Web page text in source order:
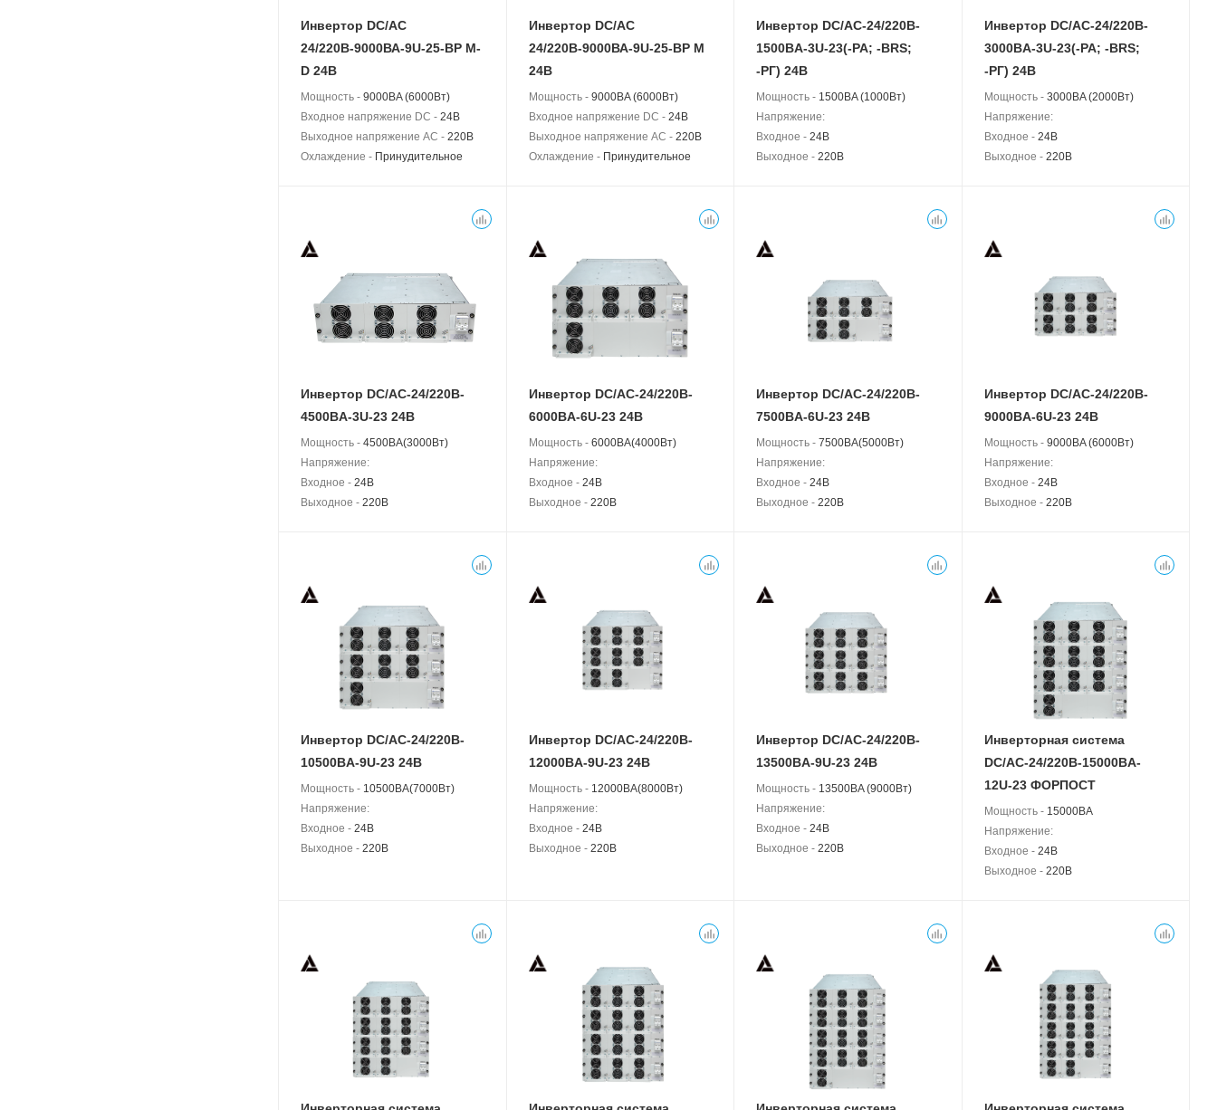
Инвертор DC/AC
24/220В-9000ВА-9U-25-BP M-
D 24В
Мощность - 9000BA (6000Вт)
Входное напряжение DC - 24В
Выходное напряжение AC - 220В
Охлаждение - Принудительное
Инвертор DC/AC
24/220В-9000ВА-9U-25-BP M
24В
Мощность - 9000BA (6000Вт)
Входное напряжение DC - 24В
Выходное напряжение AC - 220В
Охлаждение - Принудительное
Инвертор DC/AC-24/220B-
1500BA-3U-23(-РА; -BRS;
-РГ) 24В
Мощность - 1500BA (1000Вт)
Напряжение:
Входное - 24В
Выходное - 220В
Инвертор DC/AC-24/220B-
3000BA-3U-23(-РА; -BRS;
-РГ) 24В
Мощность - 3000BA (2000Вт)
Напряжение:
Входное - 24В
Выходное - 220В
Инвертор DC/AC-24/220B-
4500BA-3U-23 24В
Мощность - 4500BA(3000Вт)
Напряжение:
Входное - 24В
Выходное - 220В
Инвертор DC/AC-24/220B-
6000BA-6U-23 24В
Мощность - 6000BA(4000Вт)
Напряжение:
Входное - 24В
Выходное - 220В
Инвертор DC/AC-24/220B-
7500BA-6U-23 24В
Мощность - 7500BA(5000Вт)
Напряжение:
Входное - 24В
Выходное - 220В
Инвертор DC/AC-24/220B-
9000BA-6U-23 24В
Мощность - 9000BA (6000Вт)
Напряжение:
Входное - 24В
Выходное - 220В
Инвертор DC/AC-24/220B-
10500BA-9U-23 24В
Мощность - 10500BA(7000Вт)
Напряжение:
Входное - 24В
Выходное - 220В
Инвертор DC/AC-24/220B-
12000BA-9U-23 24В
Мощность - 12000BA(8000Вт)
Напряжение:
Входное - 24В
Выходное - 220В
Инвертор DC/AC-24/220B-
13500BA-9U-23 24В
Мощность - 13500BA (9000Вт)
Напряжение:
Входное - 24В
Выходное - 220В
Инверторная система
DC/AC-24/220B-15000BA-
12U-23 ФОРПОСТ
Мощность - 15000BA
Напряжение:
Входное - 24В
Выходное - 220В